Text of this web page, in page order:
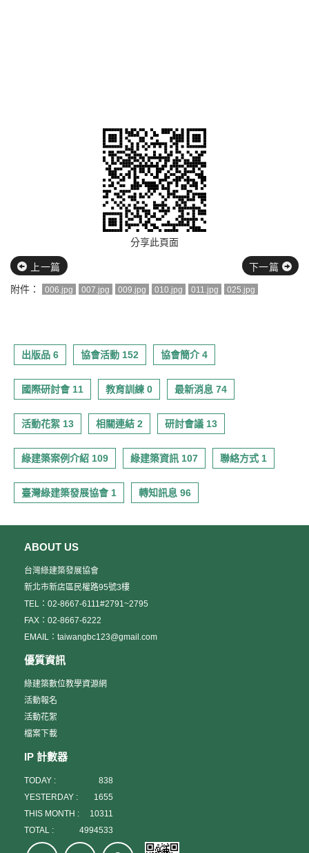
分享此頁面
上一篇
下一篇
附件：
006.jpg 007.jpg 009.jpg 010.jpg 011.jpg 025.jpg
出版品 6 協會活動 152 協會簡介 4
國際研討會 11 教育訓練 0 最新消息 74
活動花絮 13 相關連結 2 研討會議 13
綠建築案例介紹 109 綠建築資訊 107 聯絡方式 1
臺灣綠建築發展協會 1 轉知訊息 96
ABOUT US
台灣綠建築發展協會
新北市新店區民權路95號3樓
TEL：02-8667-6111#2791~2795
FAX：02-8667-6222
EMAIL：taiwangbc123@gmail.com
優質資訊
綠建築數位教學資源網
活動報名
活動花絮
檔案下載
IP 計數器
TODAY :
838
YESTERDAY :
1655
THIS MONTH :
10311
TOTAL :
4994533